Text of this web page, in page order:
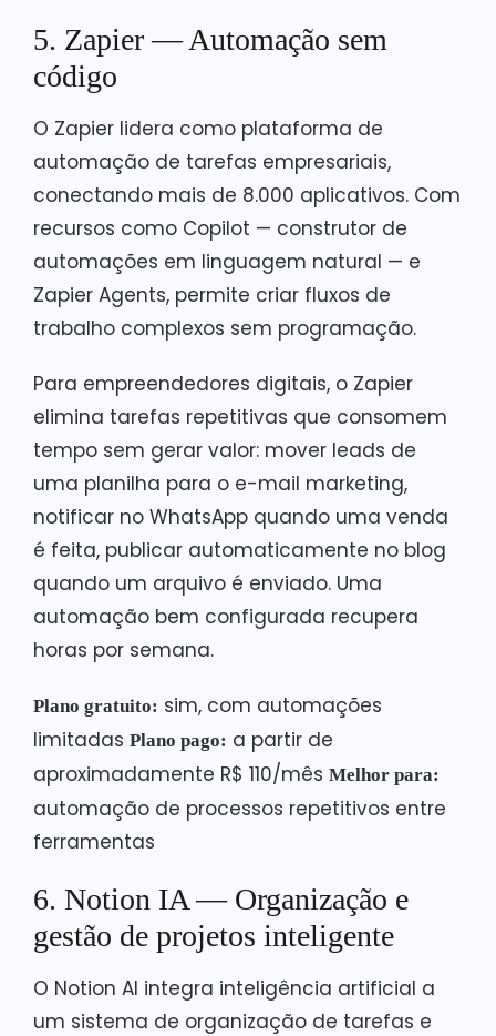
5. Zapier — Automação sem
código
O Zapier lidera como plataforma de
automação de tarefas empresariais,
conectando mais de 8.000 aplicativos. Com
recursos como Copilot — construtor de
automações em linguagem natural — e
Zapier Agents, permite criar fluxos de
trabalho complexos sem programação.
Para empreendedores digitais, o Zapier
elimina tarefas repetitivas que consomem
tempo sem gerar valor: mover leads de
uma planilha para o e-mail marketing,
notificar no WhatsApp quando uma venda
é feita, publicar automaticamente no blog
quando um arquivo é enviado. Uma
automação bem configurada recupera
horas por semana.
Plano gratuito: sim, com automações
limitadas Plano pago: a partir de
aproximadamente R$ 110/mês Melhor para:
automação de processos repetitivos entre
ferramentas
6. Notion IA — Organização e
gestão de projetos inteligente
O Notion AI integra inteligência artificial a
um sistema de organização de tarefas e